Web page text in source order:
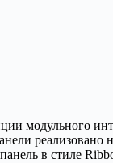
модульного
реализовано
в стиле